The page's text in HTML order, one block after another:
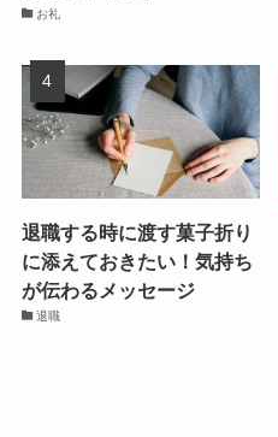
お礼
退職する時に渡す菓子折り
に添えておきたい！気持ち
が伝わるメッセージ
退職